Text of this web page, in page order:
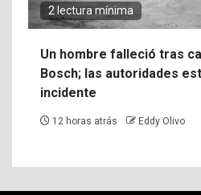
2 lectura mínima
Un hombre falleció tras
Bosch; las autoridades
incidente
12 horas atrás Eddy Olivo